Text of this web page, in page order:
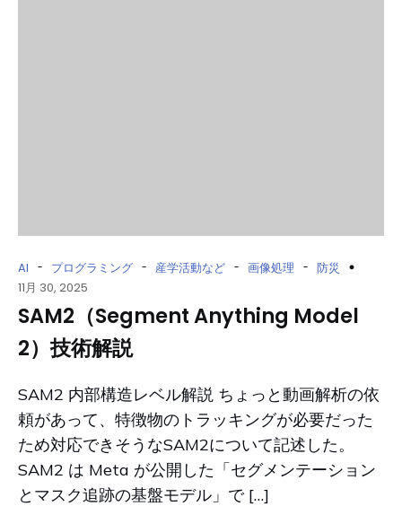
AI - プログラミング - 産学活動など - 画像処理 - 防災
11月 30, 2025
SAM2（Segment Anything Model
2）技術解説
SAM2 内部構造レベル解説 ちょっと動画解析の依
頼があって、特徴物のトラッキングが必要だった
ため対応できそうなSAM2について記述した。
SAM2 は Meta が公開した「セグメンテーション
とマスク追跡の基盤モデル」で […]